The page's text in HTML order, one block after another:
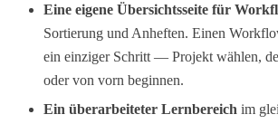
Eine eigene Übersichtsseite für
Sortierung und Anheften. Einen
ein einziger Schritt — Projekt wählen,
oder von vorn beginnen.
Ein überarbeiteter Lernbereich im